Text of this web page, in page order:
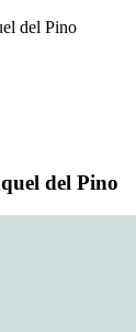
del Pino
del Pino